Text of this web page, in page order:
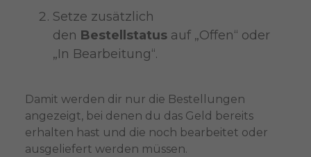
Setze zusätzlich
den Bestellstatusauf „Offen“ oder
„In Bearbeitung“.
Damit werden dir nur die Bestellungen
angezeigt, bei denen du das Geld bereits
erhalten hast und die noch bearbeitet oder
ausgeliefert werden müssen.